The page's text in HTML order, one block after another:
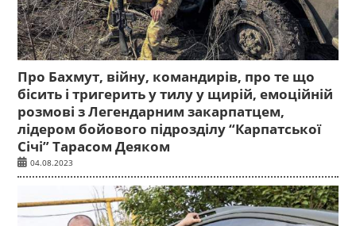
Про Бахмут, війну, командирів, про те що
бісить і тригерить у тилу у щирій, емоційній
розмові з Легендарним закарпатцем,
лідером бойового підрозділу “Карпатської
Січі” Тарасом Деяком
04.08.2023